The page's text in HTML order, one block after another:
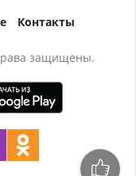
Контакты
защищены.